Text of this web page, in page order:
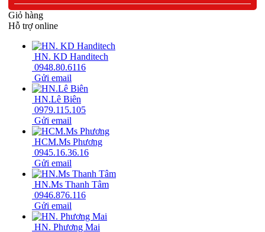
Giỏ hàng
Hỗ trợ online
HN. KD Handitech
0948.80.6116
Gửi email
HN.Lê Biên
0979.115.105
Gửi email
HCM.Ms Phương
0945.16.36.16
Gửi email
HN.Ms Thanh Tâm
0946.876.116
Gửi email
HN. Phương Mai